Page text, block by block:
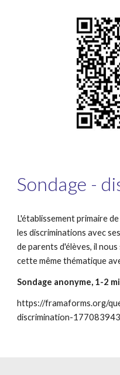
Sondage -
L'établissement primaire
les discriminations avec
de parents d'élèves, il
cette même thématique
Sondage anonyme, 1-2
https://framaforms.org/
discrimination-